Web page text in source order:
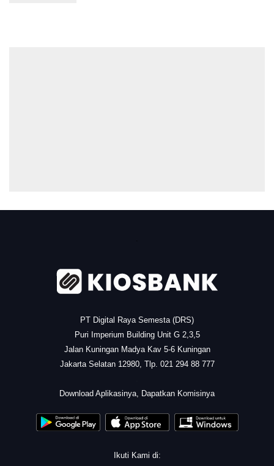
PT Digital Raya Semesta (DRS)
Puri Imperium Building Unit G 2,3,5
Jalan Kuningan Madya Kav 5-6 Kuningan
Jakarta Selatan 12980, Tlp. 021 294 88 777
Download Aplikasinya, Dapatkan Komisinya
Ikuti Kami di: